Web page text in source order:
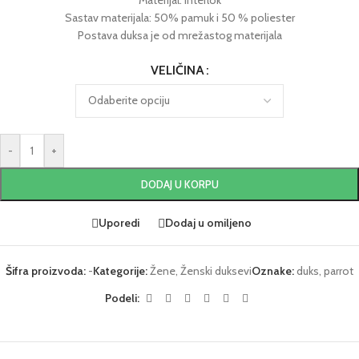
Sastav materijala: 50% pamuk i 50 % poliester
Postava duksa je od mrežastog materijala
VELIČINA
- +
DODAJ U KORPU
Uporedi Dodaj u omiljeno
Šifra proizvoda: -Kategorije:Žene, Ženski dukseviOznake:duks, parrot
Podeli: